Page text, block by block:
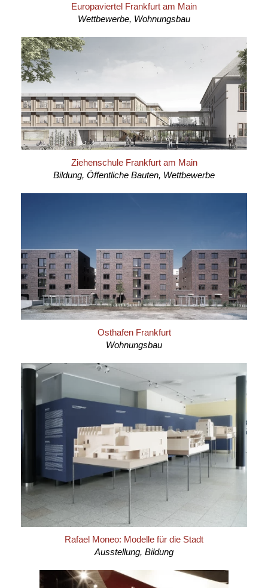
Europaviertel Frankfurt am Main
Wettbewerbe, Wohnungsbau
Ziehenschule Frankfurt am Main
Bildung, Öffentliche Bauten, Wettbewerbe
Osthafen Frankfurt
Wohnungsbau
Rafael Moneo: Modelle für die Stadt
Ausstellung, Bildung